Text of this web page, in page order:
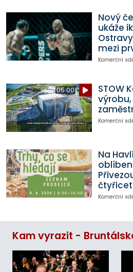
Nový
ukáže
mezi
Komerční
05:00
STOW
Komerční
Na
Komerční
Kam vyrazit -